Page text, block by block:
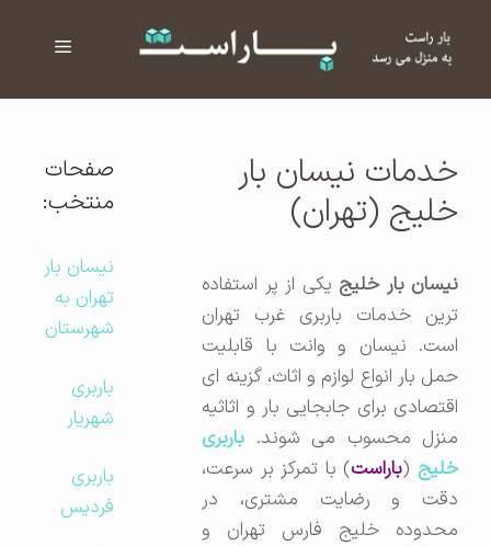
فهرست
خدمات نیسان بار
خلیج (تهران)
نیسان بار خلیجیکی از پر استفاده
ترین خدمات باربری غرب تهران
است. نیسان و وانت با قابلیت
حمل بار انواع لوازم و اثاث، گزینه ای
اقتصادی برای جابجایی بار و اثاثیه
منزل محسوب می شوند.باربری
خلیج(باراست) با تمرکز بر سرعت،
دقت و رضایت مشتری، در
محدوده خلیج فارس تهران و
صفحات
منتخب:
نیسان بار
تهران به
شهرستان
باربری
شهریار
باربری
فردیس